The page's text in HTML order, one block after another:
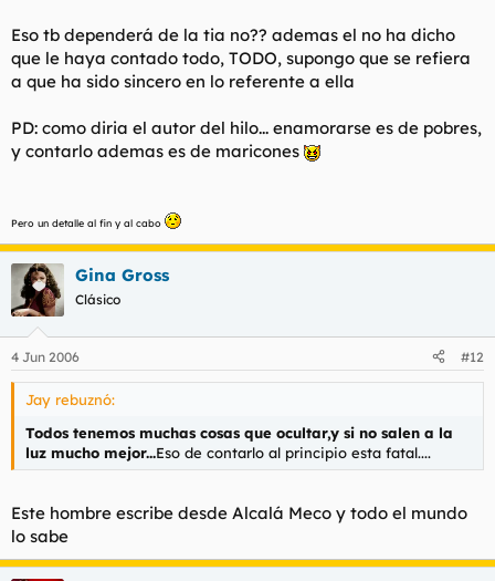
Eso tb dependerá de la tia no?? ademas el no ha dicho
que le haya contado todo, TODO, supongo que se refiera
a que ha sido sincero en lo referente a ella
PD: como diria el autor del hilo... enamorarse es de pobres,
y contarlo ademas es de maricones
Pero un detalle al fin y al cabo
Gina Gross
Clásico
4 Jun 2006 #12
Jay rebuznó:
Todos tenemos muchas cosas que ocultar,y si no salen a la
luz mucho mejor...Eso de contarlo al principio esta fatal....
Este hombre escribe desde Alcalá Meco y todo el mundo
lo sabe